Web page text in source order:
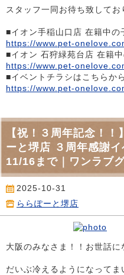
スタッフ一同お待ち致してお
■イオン手稲山口店 在籍中の
https://www.pet-
■イオン 石狩緑苑台店 在籍
https://www.pet-
■イベントチラシはこちらから
https://www.pet-
【祝！３周年記念！
ーと堺店 ３周年感謝
11/16まで｜ワンラブ
2025-10-31
ららぽーと堺店
大阪のみなさま！！お世話
だいぶ冷えるようになって